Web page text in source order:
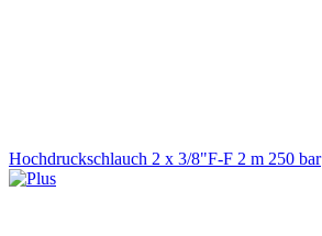
Hochdruckschlauch 2 x 3/8"F-F 2 m 250 bar